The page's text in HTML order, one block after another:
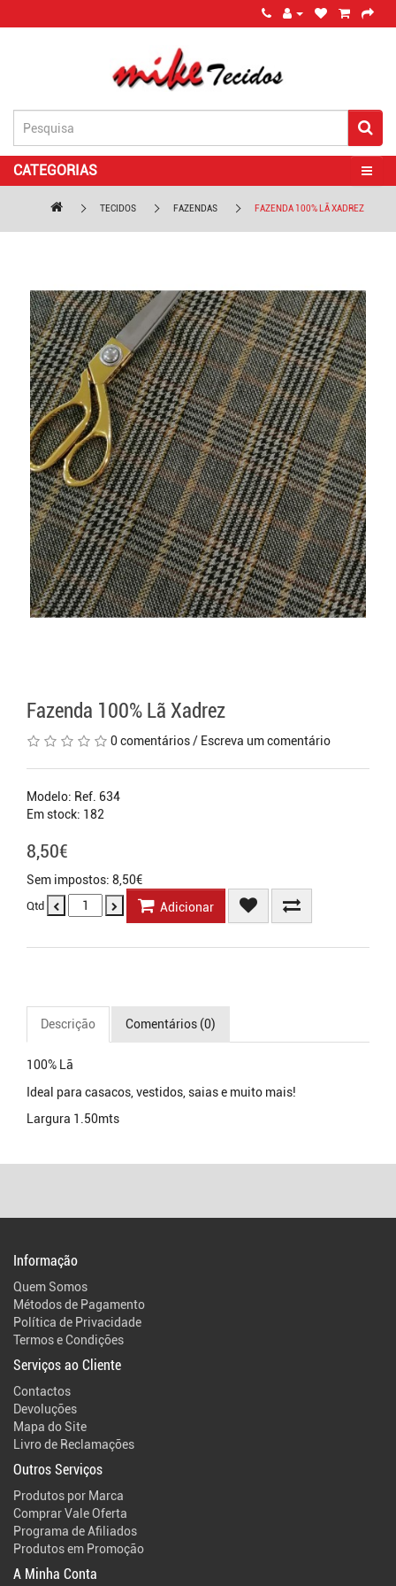
CATEGORIAS
TECIDOS FAZENDAS FAZENDA 100% LÃ XADREZ
Fazenda 100% Lã Xadrez
0 comentários/ Escreva um comentário
Modelo: Ref. 634
Em stock: 182
8,50€
Sem impostos: 8,50€
Qtd Adicionar
Descrição Comentários (0)
100% Lã
Ideal para casacos, vestidos, saias e muito mais!
Largura 1.50mts
Informação
Quem Somos
Métodos de Pagamento
Política de Privacidade
Termos e Condições
Serviços ao Cliente
Contactos
Devoluções
Mapa do Site
Livro de Reclamações
Outros Serviços
Produtos por Marca
Comprar Vale Oferta
Programa de Afiliados
Produtos em Promoção
A Minha Conta